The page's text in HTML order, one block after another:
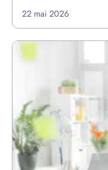
22 mai 2026